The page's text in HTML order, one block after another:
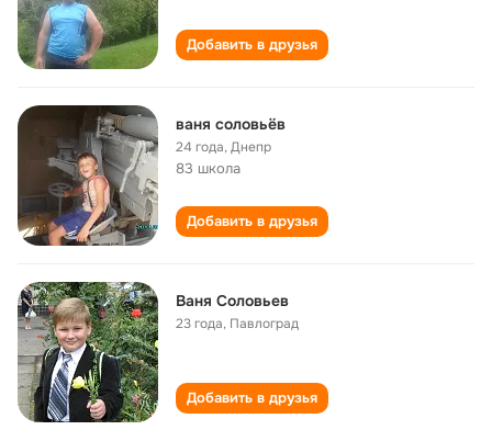
Добавить в друзья
ваня соловьёв
24 года,Днепр
83 школа
Добавить в друзья
Ваня Соловьев
23 года, Павлоград
Добавить в друзья